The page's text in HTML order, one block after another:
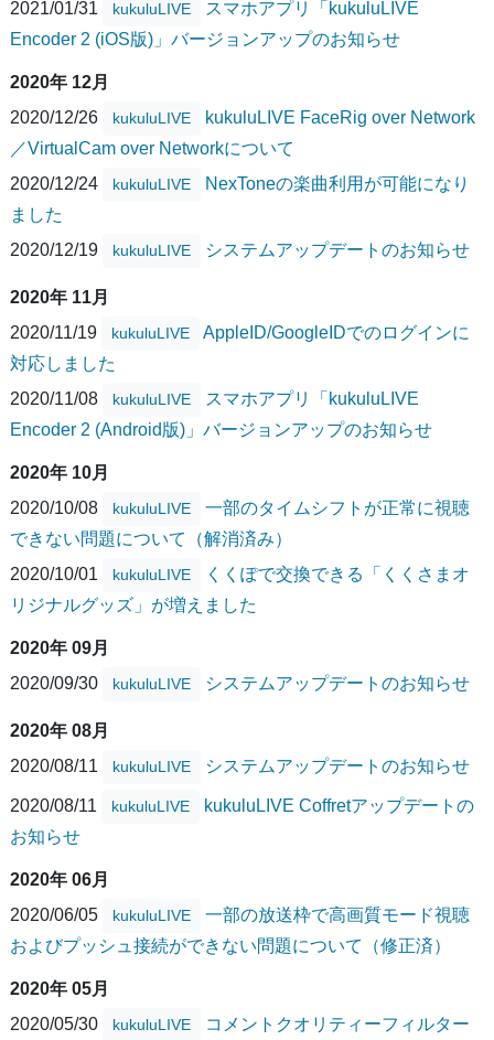
2021/01/31 kukuluLIVE
スマホアプリ「kukuluLIVE
Encoder 2 (iOS版)」バージョンアップのお知らせ
2020年 12月
2020/12/26
kukuluLIVE
kukuluLIVE FaceRig over Network
／VirtualCam over Networkについて
2020/12/24
kukuluLIVE
NexToneの楽曲利用が可能になり
ました
2020/12/19
kukuluLIVE システムアップデートのお知らせ
2020年 11月
2020/11/19
kukuluLIVE
AppleID/GoogleIDでのログインに
対応しました
2020/11/08
kukuluLIVE
スマホアプリ「kukuluLIVE
Encoder 2 (Android版)」バージョンアップのお知らせ
2020年 10月
2020/10/08
kukuluLIVE
一部のタイムシフトが正常に視聴
できない問題について（解消済み）
2020/10/01
kukuluLIVE
くくぽで交換できる「くくさまオ
リジナルグッズ」が増えました
2020年 09月
2020/09/30
kukuluLIVE システムアップデートのお知らせ
2020年 08月
2020/08/11
kukuluLIVE システムアップデートのお知らせ
2020/08/11 kukuluLIVE
kukuluLIVE Coffretアップデートの
お知らせ
2020年 06月
2020/06/05
kukuluLIVE
一部の放送枠で高画質モード視聴
およびプッシュ接続ができない問題について（修正済）
2020年 05月
2020/05/30
kukuluLIVE
コメントクオリティーフィルター